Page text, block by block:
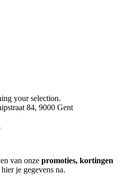
your selection.
84, 9000 Gent
van onze promoties, kortingen
je gegevens na.